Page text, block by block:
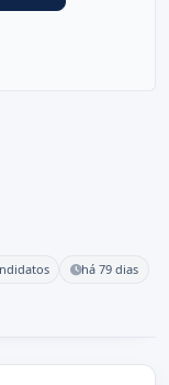
há 79 dias